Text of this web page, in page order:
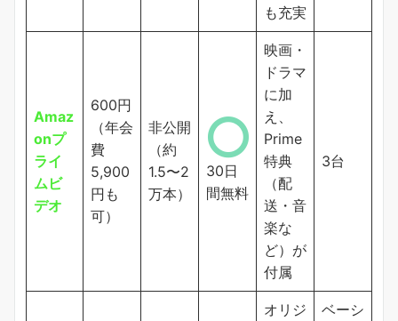
も充実
Amaz
onプ
ライ
ムビ
デオ
600円
（年会
費
5,900
円も
可）
非公開
（約
1.5〜2
万本）
30日
間無料
映画・
ドラマ
に加
え、
Prime
特典
（配
送・音
楽な
ど）が
付属
3台
オリジ
ベーシ